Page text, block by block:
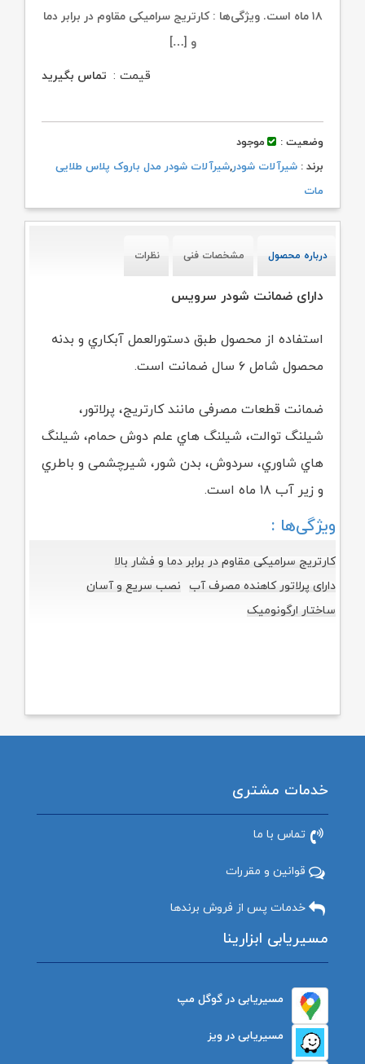
۱۸ ماه است. ویژگی‌ها : کارتریج سرامیکی مقاوم در برابر دما
و […]
قیمت : تماس بگیرید
وضعیت :
موجود
برند : شیرآلات شودر,شیرآلات شودر مدل باروک پلاس طلایی
مات
درباره محصول مشخصات فنی نظرات
دارای ضمانت شودر سرویس
استفاده از محصول طبق دستورالعمل آبکاري و بدنه
محصول شامل ۶ سال ضمانت است.
ضمانت قطعات مصرفی مانند کارتریج، پرلاتور،
شیلنگ توالت، شیلنگ هاي علم دوش حمام، شیلنگ
هاي شاوري، سردوش، بدن شور، شیرچشمی و باطري
و زیر آب ۱۸ ماه است.
ویژگی‌ها :
کارتریج سرامیکی مقاوم در برابر دما و فشار بالا
دارای پرلاتور کاهنده مصرف آب نصب سریع و آسان
ساختار ارگونومیک
خدمات مشتری
تماس با ما
قوانین و مقررات
خدمات پس از فروش برندها
مسیریابی ابزارینا
مسیریابی در گوگل مپ
مسیریابی در ویز